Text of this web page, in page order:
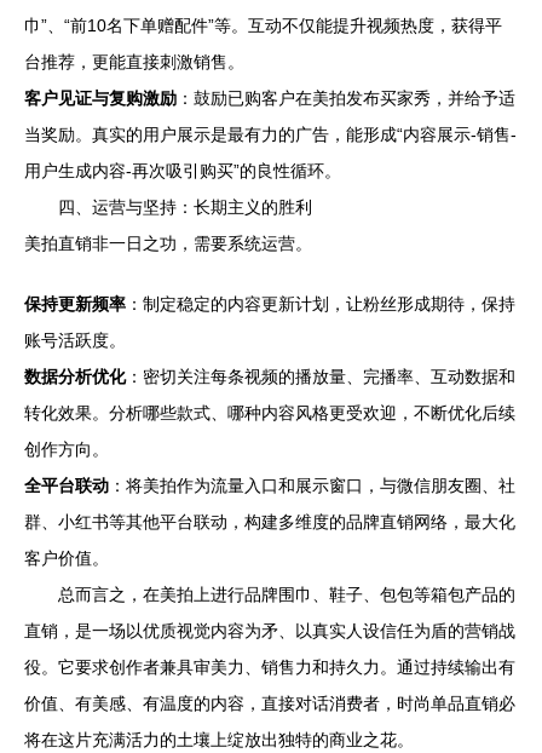
巾”、“前10名下单赠配件”等。互动不仅能提升视频热度，获得平
台推荐，更能直接刺激销售。
客户见证与复购激励 ：鼓励已购客户在美拍发布买家秀，并给予适
当奖励。真实的用户展示是最有力的广告，能形成“内容展示-销售-
用户生成内容-再次吸引购买”的良性循环。
四、运营与坚持：长期主义的胜利
美拍直销非一日之功，需要系统运营。
保持更新频率 ：制定稳定的内容更新计划，让粉丝形成期待，保持
账号活跃度。
数据分析优化：密切关注每条视频的播放量、完播率、互动数据和
转化效果。分析哪些款式、哪种内容风格更受欢迎，不断优化后续
创作方向。
全平台联动 ：将美拍作为流量入口和展示窗口，与微信朋友圈、社
群、小红书等其他平台联动，构建多维度的品牌直销网络，最大化
客户价值。
总而言之，在美拍上进行品牌围巾、鞋子、包包等箱包产品的
直销，是一场以优质视觉内容为矛、以真实人设信任为盾的营销战
役。它要求创作者兼具审美力、销售力和持久力。通过持续输出有
价值、有美感、有温度的内容，直接对话消费者，时尚单品直销必
将在这片充满活力的土壤上绽放出独特的商业之花。